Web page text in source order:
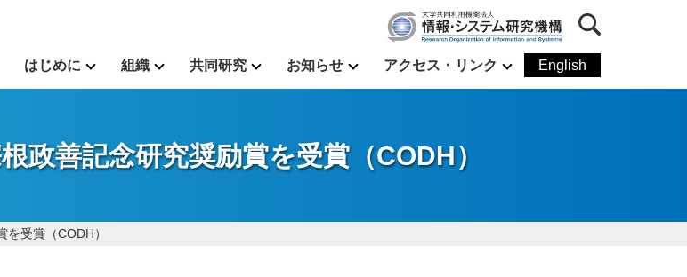
はじめに 組織 共同研究 お知らせ アクセス・リンク English
政善記念研究奨励賞を受賞（CODH）
受賞（CODH）